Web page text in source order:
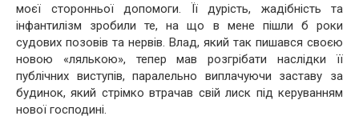
моєї сторонньої допомоги. Її дурість, жадібність та
інфантилізм зробили те, на що в мене пішли б роки
судових позовів та нервів. Влад, який так пишався своєю
новою «лялькою», тепер мав розгрібати наслідки її
публічних виступів, паралельно виплачуючи заставу за
будинок, який стрімко втрачав свій лиск під керуванням
нової господині.